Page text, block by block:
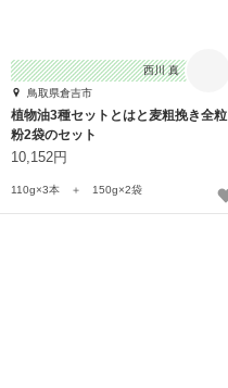
西川 真
鳥取県倉吉市
植物油3種セットとはと麦粗挽き全粒
粉2袋のセット
10,152円
110g×3本 ＋ 150g×2袋